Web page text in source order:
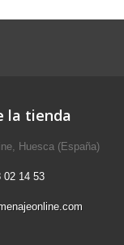
la tienda
Huesca (España)
02 14 53